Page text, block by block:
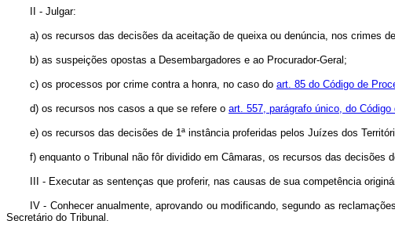
II - Julgar:
a) os recursos das decisões da aceitação de queixa ou denúncia, nos crimes
b) as suspeições opostas a Desembargadores e ao Procurador-Geral;
c) os processos por crime contra a honra, no caso do art. 85 do Código de
d) os recursos nos casos a que se refere o art. 557, parágrafo único, do Código
e) os recursos das decisões de 1ª instância proferidas pelos Juízes dos
f) enquanto o Tribunal não fôr dividido em Câmaras, os recursos das
III - Executar as sentenças que proferir, nas causas de sua competência
IV - Conhecer anualmente, aprovando ou modificando, segundo as
Secretário do Tribunal.